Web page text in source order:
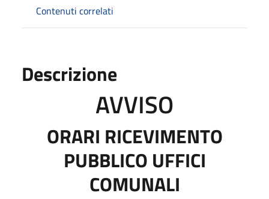
Contenuti correlati
Descrizione
AVVISO
ORARI RICEVIMENTO
PUBBLICO UFFICI
COMUNALI